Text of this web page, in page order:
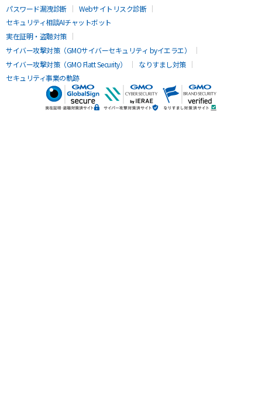
パスワード漏洩診断
Webサイトリスク診断
セキュリティ相談AIチャットボット
実在証明・盗聴対策
サイバー攻撃対策（GMOサイバーセキュリティ byイエラエ）
サイバー攻撃対策（GMO Flatt Security）
なりすまし対策
セキュリティ事業の軌跡